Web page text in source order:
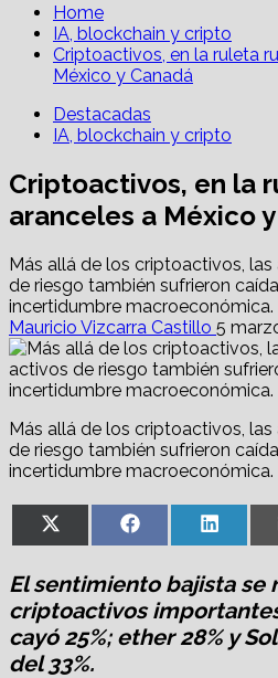
Home
IA, blockchain y cripto
Criptoactivos, en la ruleta
México y Canadá
Destacadas
IA, blockchain y cripto
Criptoactivos, en la
aranceles a México
Más allá de los criptoactivos,
de riesgo también sufrieron
incertidumbre macroeconómica.
Mauricio Vizcarra Castillo 5
Más allá de los criptoactivos,
de riesgo también sufrieron
incertidumbre macroeconómica.
(Twitter)
Facebook
El sentimiento bajista se
criptoactivos
cayó 25%; ether 28% y
del 33%.